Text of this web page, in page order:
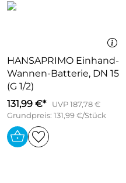
HANSAPRIMO Einhand-
Wannen-Batterie, DN 15
(G 1/2)
131,99 €*
UVP 187,78 €
Grundpreis: 131,99 €/Stück